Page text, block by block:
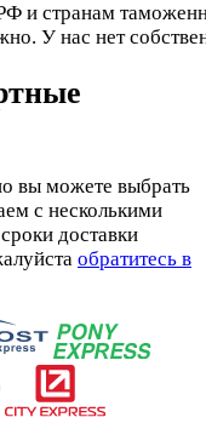
и странам
У нас нет
вы можете выбрать
с несколькими
доставки
обратитесь в